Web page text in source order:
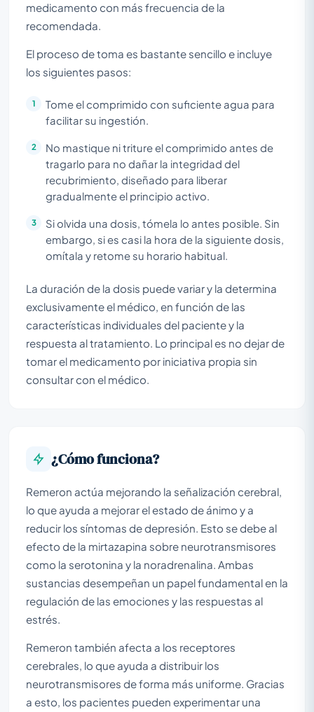
medicamento con más frecuencia de la
recomendada.
El proceso de toma es bastante sencillo e incluye
los siguientes pasos:
Tome el comprimido con suficiente agua para
facilitar su ingestión.
No mastique ni triture el comprimido antes de
tragarlo para no dañar la integridad del
recubrimiento, diseñado para liberar
gradualmente el principio activo.
Si olvida una dosis, tómela lo antes posible. Sin
embargo, si es casi la hora de la siguiente dosis,
omítala y retome su horario habitual.
La duración de la dosis puede variar y la determina
exclusivamente el médico, en función de las
características individuales del paciente y la
respuesta al tratamiento. Lo principal es no dejar de
tomar el medicamento por iniciativa propia sin
consultar con el médico.
¿Cómo funciona?
Remeron actúa mejorando la señalización cerebral,
lo que ayuda a mejorar el estado de ánimo y a
reducir los síntomas de depresión. Esto se debe al
efecto de la mirtazapina sobre neurotransmisores
como la serotonina y la noradrenalina. Ambas
sustancias desempeñan un papel fundamental en la
regulación de las emociones y las respuestas al
estrés.
Remeron también afecta a los receptores
cerebrales, lo que ayuda a distribuir los
neurotransmisores de forma más uniforme. Gracias
a esto, los pacientes pueden experimentar una